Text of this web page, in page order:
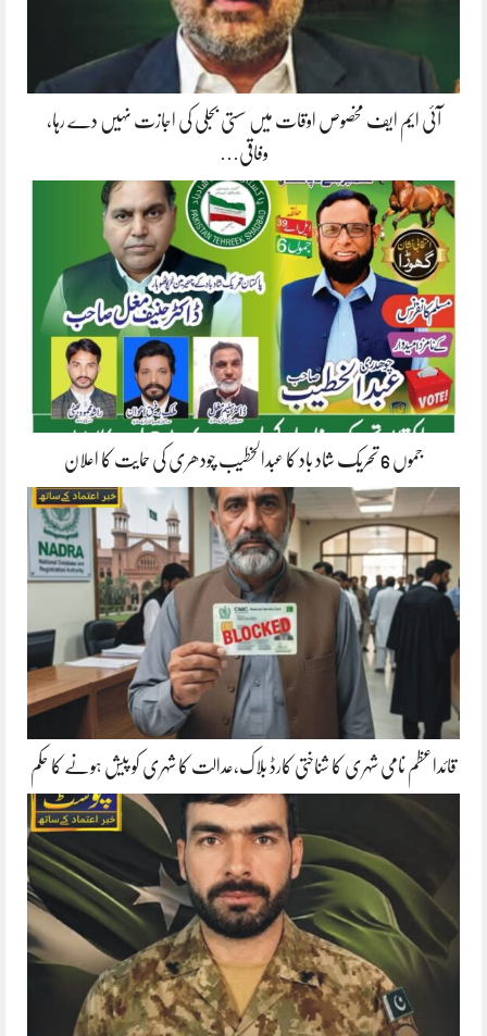
آئی ایم ایف مخصوص اوقات میں سستی بجلی کی اجازت نہیں دے رہا،
وفاقی…
جموں 6 تحریک شاد باد کا عبدالخطیب چودھری کی حمایت کا اعلان
قائداعظم نامی شہری کا شناختی کارڈ بلاک،عدالت کا شہری کو پیش ہونے کا حکم